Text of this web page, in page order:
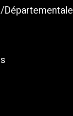
Départementale